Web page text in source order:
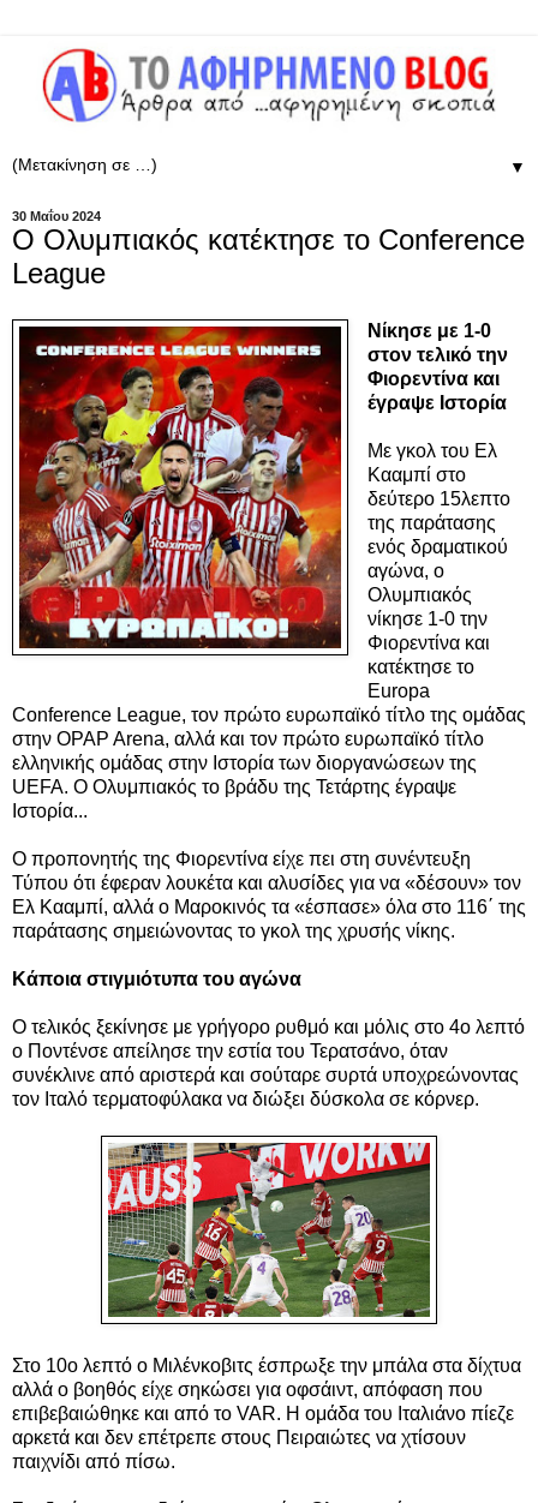
▼
30 Μαΐου 2024
O Ολυμπιακός κατέκτησε το Conference
League
Νίκησε με 1-0
στον τελικό την
Φιορεντίνα και
έγραψε Ιστορία
Με γκολ του Ελ
Κααμπί στο
δεύτερο 15λεπτο
της παράτασης
ενός δραματικού
αγώνα, ο
Ολυμπιακός
νίκησε 1-0 την
Φιορεντίνα και
κατέκτησε το
Europa
Conference League, τον πρώτο ευρωπαϊκό τίτλο της ομάδας
στην OPAP Arena, αλλά και τον πρώτο ευρωπαϊκό τίτλο
ελληνικής ομάδας στην Ιστορία των διοργανώσεων της
UEFA. Ο Ολυμπιακός το βράδυ της Τετάρτης έγραψε
Ιστορία...
Ο προπονητής της Φιορεντίνα είχε πει στη συνέντευξη
Τύπου ότι έφεραν λουκέτα και αλυσίδες για να «δέσουν» τον
Ελ Κααμπί, αλλά ο Μαροκινός τα «έσπασε» όλα στο 116΄ της
παράτασης σημειώνοντας το γκολ της χρυσής νίκης.
Κάποια στιγμιότυπα του αγώνα
Ο τελικός ξεκίνησε με γρήγορο ρυθμό και μόλις στο 4ο λεπτό
ο Ποντένσε απείλησε την εστία του Τερατσάνο, όταν
συνέκλινε από αριστερά και σούταρε συρτά υποχρεώνοντας
τον Ιταλό τερματοφύλακα να διώξει δύσκολα σε κόρνερ.
Στο 10ο λεπτό ο Μιλένκοβιτς έσπρωξε την μπάλα στα δίχτυα
αλλά ο βοηθός είχε σηκώσει για οφσάιντ, απόφαση που
επιβεβαιώθηκε και από το VAR. Η ομάδα του Ιταλιάνο πίεζε
αρκετά και δεν επέτρεπε στους Πειραιώτες να χτίσουν
παιχνίδι από πίσω.